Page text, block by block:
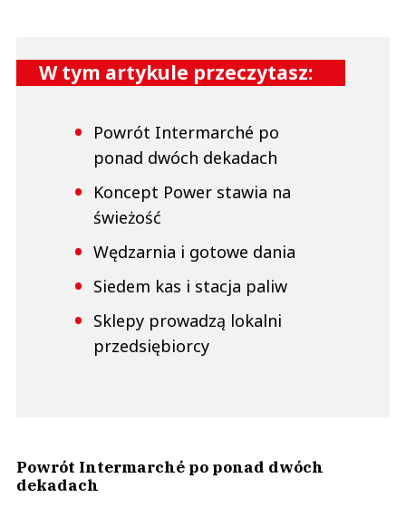
W tym artykule przeczytasz:
Powrót Intermarché po
ponad dwóch dekadach
Koncept Power stawia na
świeżość
Wędzarnia i gotowe dania
Siedem kas i stacja paliw
Sklepy prowadzą lokalni
przedsiębiorcy
Powrót Intermarché po ponad dwóch
dekadach